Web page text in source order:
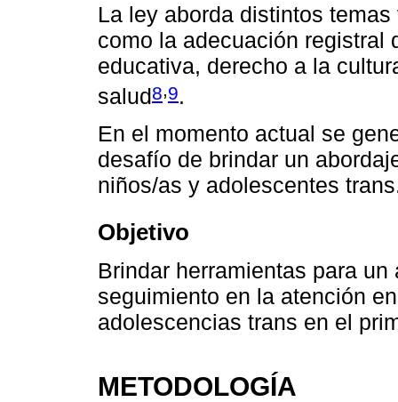
La ley aborda distintos
como la adecuación registral
educativa, derecho a la
salud8,9.
En el momento actual se
desafío de brindar un
niños/as y adolescentes
Objetivo
Brindar herramientas para
seguimiento en la atención
adolescencias trans en el
METODOLOGÍA